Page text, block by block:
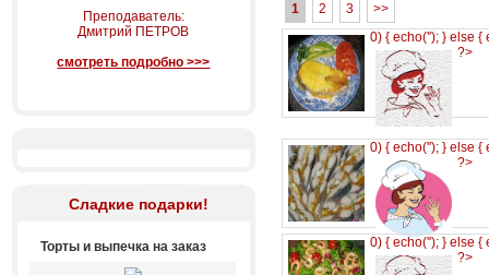
Преподаватель:
Дмитрий ПЕТРОВ
смотреть подробно >>>
Сладкие подарки!
Торты и выпечка на заказ
1 2 3
>>
0) { echo(''); } else {
?>
0) { echo(''); } else {
?>
0) { echo(''); } else {
?>